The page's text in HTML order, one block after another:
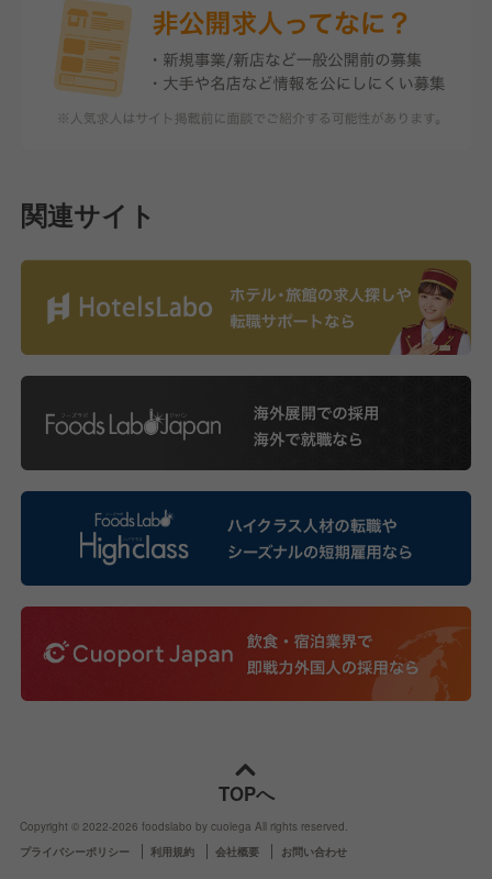
関連サイト
TOPへ
Copyright © 2022-2026 foodslabo by cuolega All rights reserved.
プライバシーポリシー
利用規約 会社概要 お問い合わせ